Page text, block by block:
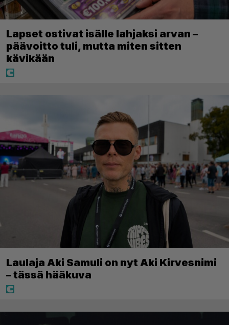
Lapset ostivat isälle lahjaksi arvan –
päävoitto tuli, mutta miten sitten
kävikään
Laulaja Aki Samuli on nyt Aki Kirvesnimi
– tässä hääkuva